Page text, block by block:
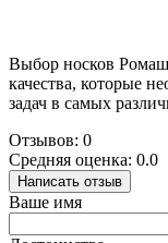
Выбор носков
качества, которые
задач в самых
Отзывов: 0
Средняя оценка: 0.0
Написать отзыв
Ваше имя